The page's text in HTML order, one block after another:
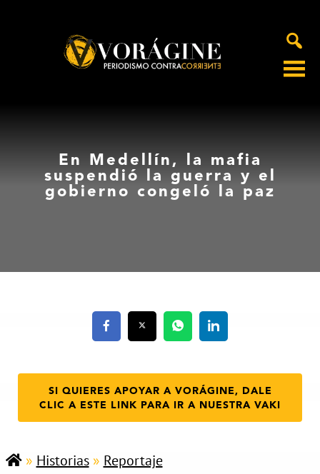
En Medellín, la mafia
suspendió la guerra y el
gobierno congeló la paz
SI QUIERES APOYAR A VORÁGINE, DALE
CLIC A ESTE LINK PARA IR A NUESTRA VAKI
» Historias» Reportaje